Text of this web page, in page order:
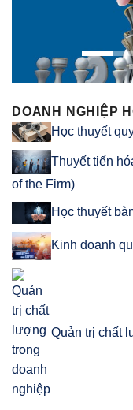
DOANH NGHIỆP
Học thuyết
Thuyết tiến
of the Firm)
Học thuyết
Kinh doanh
Quản trị chất